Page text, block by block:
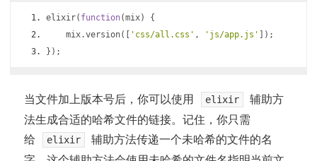
elixir( function(mix)
{
    mix
.version([ 'css/all.css' , 'js/app.js'
]);
});
当文件加上版本号后，你可以使用 elixir
辅助方
法生成合适的哈希文件的链接。记住，你只需
给
elixir
辅助方法传递一个未哈希的文件的名